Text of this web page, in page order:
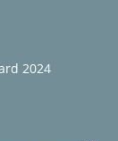
2024